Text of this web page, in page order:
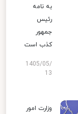
به نامه
رئیس
جمهور
کذب است
1405/05/
13
وزارت امور